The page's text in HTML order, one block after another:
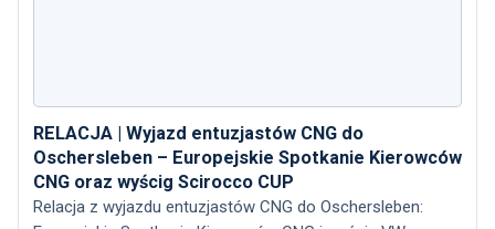
RELACJA | Wyjazd entuzjastów CNG do
Oschersleben – Europejskie Spotkanie Kierowców
CNG oraz wyścig Scirocco CUP
Relacja z wyjazdu entuzjastów CNG do Oschersleben: